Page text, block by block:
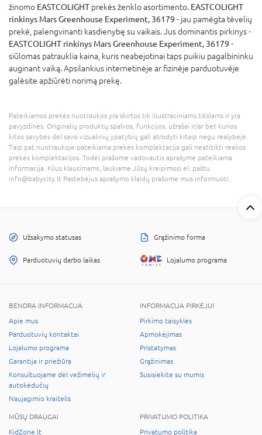
žinomo EASTCOLIGHT prekės ženklo asortimento. EASTCOLIGHT
rinkinys Mars Greenhouse Experiment, 36179 - jau pamėgta tėvelių
prekė, palengvinanti kasdienybę su vaikais. Jus dominantis pirkinys -
EASTCOLIGHT rinkinys Mars Greenhouse Experiment, 36179 -
siūlomas patrauklia kaina, kuris neabejotinai taps puikiu pagalbininku
auginant vaiką. Apsilankius internetinėje ar fizinėje parduotuvėje
galėsite apžiūrėti norimą prekę.
Pateikiamos prekės nuotraukos yra skirtos tik iliustraciniams tikslams ir yra
pavyzdinės. Originalių produktų spalvos, funkcijos, užrašai ir/ar bet kurios
kitos savybės dėl savo vizualinių ypatybių gali atrodyti kitaip negu realybėje.
Taip pat nuotraukoje pateikiama prekės komplektacija gali neatitikti realios
prekės komplektacijos. Todėl prašome vadovautis aprašyme pateikiama
informacija. Kilus klausimams, laukiame Jūsų kreipimosi el. paštu
info@babycity.lt Pastebėjus aprašymo klaidų prašome mus informuoti.
Užsakymo statusas Grąžinimo forma
Parduotuvių darbo laikas Lojalumo programa
BENDRA INFORMACIJA
Apie mus
Parduotuvių kontaktai
Lojalumo programa
Garantija ir priežiūra
Konsultuojame dėl vežimėlių ir
autokėdučių
Naujagimio kraitelis
INFORMACIJA PIRKĖJUI
Pirkimo taisyklės
Apmokėjimas
Pristatymas
Grąžinimas
Susisiekite su mumis
MŪSŲ DRAUGAI
KidZone.lt
PRIVATUMO POLITIKA
Privatumo politika